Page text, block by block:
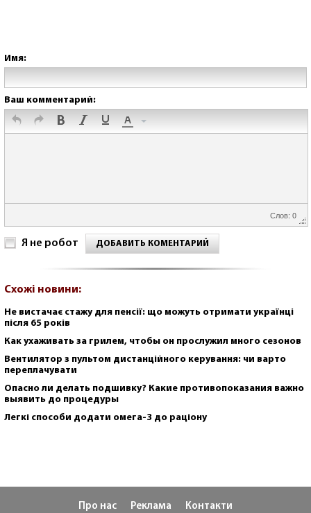
Имя:
Ваш комментарий:
Слов: 0
Я не робот ДОБАВИТЬ КОМЕНТАРИЙ
Схожі новини:
Не вистачає стажу для пенсії: що можуть отримати українці
після 65 років
Как ухаживать за грилем, чтобы он прослужил много сезонов
Вентилятор з пультом дистанційного керування: чи варто
переплачувати
Опасно ли делать подшивку? Какие противопоказания важно
выявить до процедуры
Легкі способи додати омега-3 до раціону
Про нас Реклама Контакти